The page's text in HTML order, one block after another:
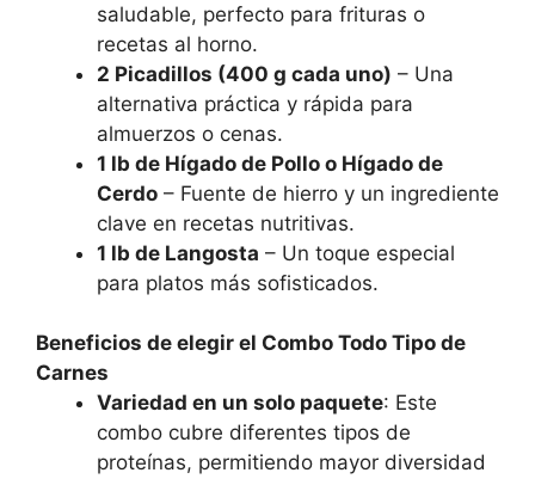
saludable, perfecto para frituras o
recetas al horno.
2 Picadillos (400 g cada uno) – Una
alternativa práctica y rápida para
almuerzos o cenas.
1 lb de Hígado de Pollo o Hígado de
Cerdo – Fuente de hierro y un ingrediente
clave en recetas nutritivas.
1 lb de Langosta – Un toque especial
para platos más sofisticados.
Beneficios de elegir el Combo Todo Tipo de
Carnes
Variedad en un solo paquete: Este
combo cubre diferentes tipos de
proteínas, permitiendo mayor diversidad